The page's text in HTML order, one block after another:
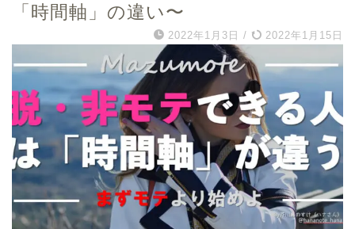
「時間軸」の違い〜
2022年1月3日 / 2022年1月15日